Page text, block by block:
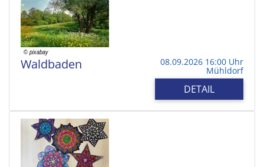
Waldbaden 08.09.2026 16:00 Uhr
Mühldorf
DETAIL